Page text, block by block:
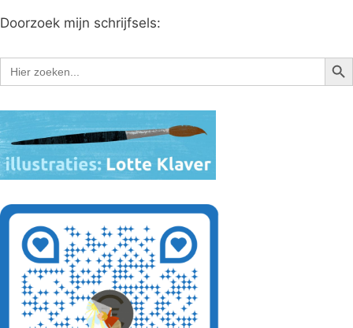
Doorzoek mijn schrijfsels:
Zoek
naar: